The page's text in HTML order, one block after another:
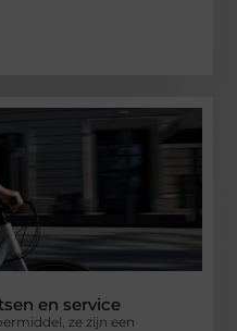
en service
ze zijn een